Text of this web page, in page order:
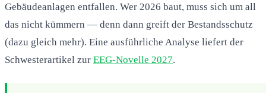
Gebäudeanlagen entfallen. Wer 2026 baut, muss sich um all
das nicht kümmern — denn dann greift der Bestandsschutz
(dazu gleich mehr). Eine ausführliche Analyse liefert der
Schwesterartikel zur EEG-Novelle 2027.